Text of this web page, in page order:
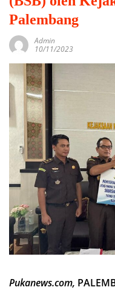
Palembang
Admin
10/11/2023
Pukanews.com,